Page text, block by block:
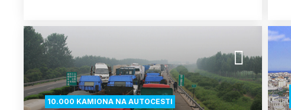
10.000 KAMIONA NA AUTOCESTI